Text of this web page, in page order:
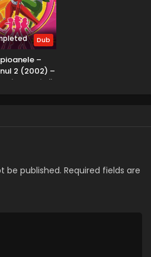
- 8 April, 2025
Dub
–
2 (2002) –
în Română
be published. Required fields are